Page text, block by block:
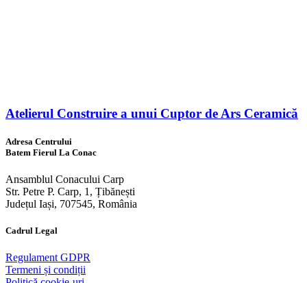
Atelierul Construire a unui Cuptor de Ars Ceramică
Adresa Centrului
Batem Fierul La Conac
Ansamblul Conacului Carp
Str. Petre P. Carp, 1, Țibănești
Județul Iași, 707545, România
Cadrul Legal
Regulament GDPR
Termeni și condiții